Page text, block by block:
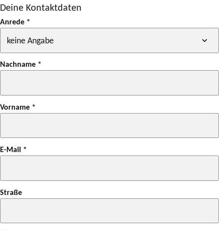
Deine Kontaktdaten
Anrede *
Nachname *
Vorname *
E-Mail *
Straße